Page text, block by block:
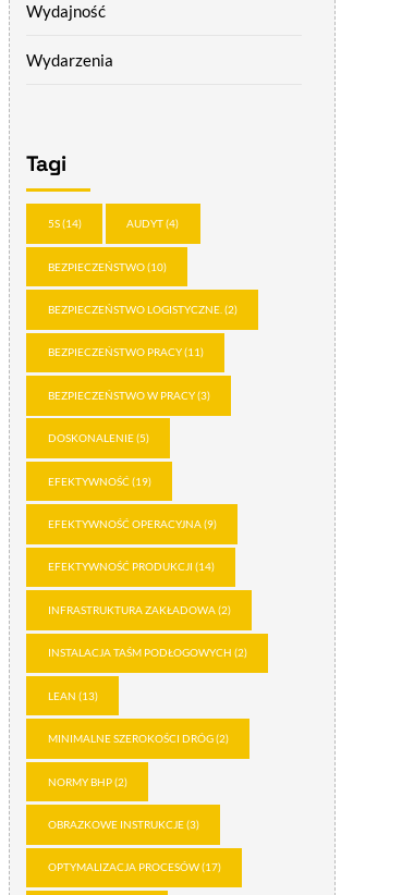
Wydajność
Wydarzenia
Tagi
5S(14) AUDYT(4)
BEZPIECZEŃSTWO(10)
BEZPIECZEŃSTWO LOGISTYCZNE. (2)
BEZPIECZEŃSTWO PRACY(11)
BEZPIECZEŃSTWO W PRACY(3)
DOSKONALENIE(5)
EFEKTYWNOŚĆ(19)
EFEKTYWNOŚĆ OPERACYJNA(9)
EFEKTYWNOŚĆ PRODUKCJI (14)
INFRASTRUKTURA ZAKŁADOWA(2)
INSTALACJA TAŚM PODŁOGOWYCH (2)
LEAN (13)
MINIMALNE SZEROKOŚCI DRÓG(2)
NORMY BHP(2)
OBRAZKOWE INSTRUKCJE(3)
OPTYMALIZACJA PROCESÓW(17)